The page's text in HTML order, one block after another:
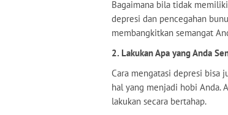
Bagaimana bila tidak
depresi dan pencegahan
membangkitkan semangat
2. Lakukan Apa yang Anda
Cara mengatasi depresi bisa
hal yang menjadi hobi Anda.
lakukan secara bertahap.